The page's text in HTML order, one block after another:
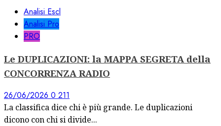
Analisi Escl
Analisi Pro
PRO
Le DUPLICAZIONI: la MAPPA SEGRETA della
CONCORRENZA RADIO
26/06/2026 0 211
La classifica dice chi è più grande. Le duplicazioni
dicono con chi si divide...